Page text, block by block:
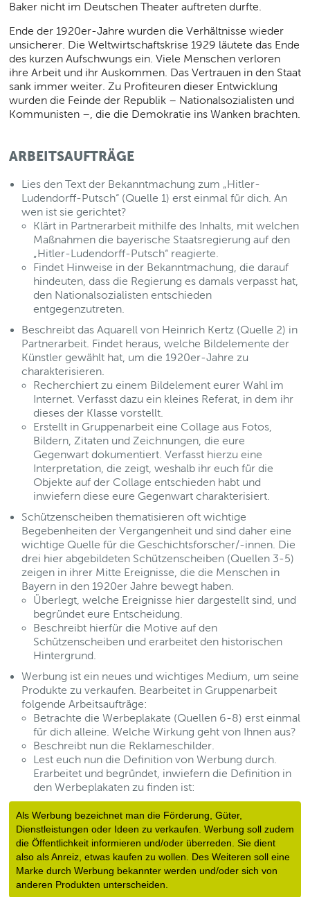
Baker nicht im Deutschen Theater auftreten durfte.
Ende der 1920er-Jahre wurden die Verhältnisse wieder
unsicherer. Die Weltwirtschaftskrise 1929 läutete das Ende
des kurzen Aufschwungs ein. Viele Menschen verloren
ihre Arbeit und ihr Auskommen. Das Vertrauen in den Staat
sank immer weiter. Zu Profiteuren dieser Entwicklung
wurden die Feinde der Republik – Nationalsozialisten und
Kommunisten –, die die Demokratie ins Wanken brachten.
ARBEITSAUFTRÄGE
Lies den Text der Bekanntmachung zum „Hitler-
Ludendorff-Putsch“ (Quelle 1) erst einmal für dich. An
wen ist sie gerichtet?
Klärt in Partnerarbeit mithilfe des Inhalts, mit welchen
Maßnahmen die bayerische Staatsregierung auf den
„Hitler-Ludendorff-Putsch“ reagierte.
Findet Hinweise in der Bekanntmachung, die darauf
hindeuten, dass die Regierung es damals verpasst hat,
den Nationalsozialisten entschieden
entgegenzutreten.
Beschreibt das Aquarell von Heinrich Kertz (Quelle 2) in
Partnerarbeit. Findet heraus, welche Bildelemente der
Künstler gewählt hat, um die 1920er-Jahre zu
charakterisieren.
Recherchiert zu einem Bildelement eurer Wahl im
Internet. Verfasst dazu ein kleines Referat, in dem ihr
dieses der Klasse vorstellt.
Erstellt in Gruppenarbeit eine Collage aus Fotos,
Bildern, Zitaten und Zeichnungen, die eure
Gegenwart dokumentiert. Verfasst hierzu eine
Interpretation, die zeigt, weshalb ihr euch für die
Objekte auf der Collage entschieden habt und
inwiefern diese eure Gegenwart charakterisiert.
Schützenscheiben thematisieren oft wichtige
Begebenheiten der Vergangenheit und sind daher eine
wichtige Quelle für die Geschichtsforscher/-innen. Die
drei hier abgebildeten Schützenscheiben (Quellen 3-5)
zeigen in ihrer Mitte Ereignisse, die die Menschen in
Bayern in den 1920er Jahre bewegt haben.
Überlegt, welche Ereignisse hier dargestellt sind, und
begründet eure Entscheidung.
Beschreibt hierfür die Motive auf den
Schützenscheiben und erarbeitet den historischen
Hintergrund.
Werbung ist ein neues und wichtiges Medium, um seine
Produkte zu verkaufen. Bearbeitet in Gruppenarbeit
folgende Arbeitsaufträge:
Betrachte die Werbeplakate (Quellen 6-8) erst einmal
für dich alleine. Welche Wirkung geht von Ihnen aus?
Beschreibt nun die Reklameschilder.
Lest euch nun die Definition von Werbung durch.
Erarbeitet und begründet, inwiefern die Definition in
den Werbeplakaten zu finden ist:
Als Werbung bezeichnet man die Förderung, Güter,
Dienstleistungen oder Ideen zu verkaufen. Werbung soll zudem
die Öffentlichkeit informieren und/oder überreden. Sie dient
also als Anreiz, etwas kaufen zu wollen. Des Weiteren soll eine
Marke durch Werbung bekannter werden und/oder sich von
anderen Produkten unterscheiden.